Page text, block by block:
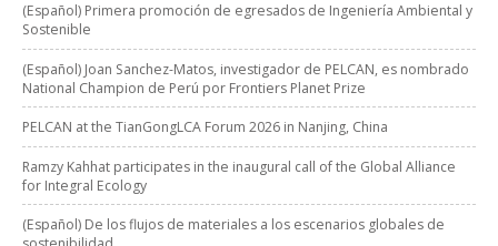
(Español) Primera promoción de egresados de Ingeniería Ambiental y
Sostenible
(Español) Joan Sanchez-Matos, investigador de PELCAN, es nombrado
National Champion de Perú por Frontiers Planet Prize
PELCAN at the TianGongLCA Forum 2026 in Nanjing, China
Ramzy Kahhat participates in the inaugural call of the Global Alliance
for Integral Ecology
(Español) De los flujos de materiales a los escenarios globales de